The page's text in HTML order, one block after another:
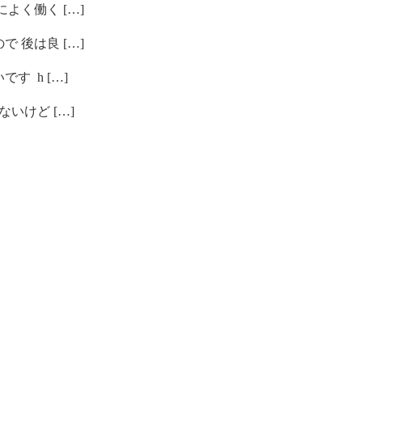
よく働く […]
で 後は良 […]
です h […]
ないけど […]